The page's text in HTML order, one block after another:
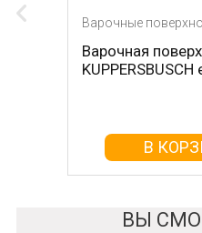
Варочные
Варочная
В
Варочные
Варочная
В
ВЫ